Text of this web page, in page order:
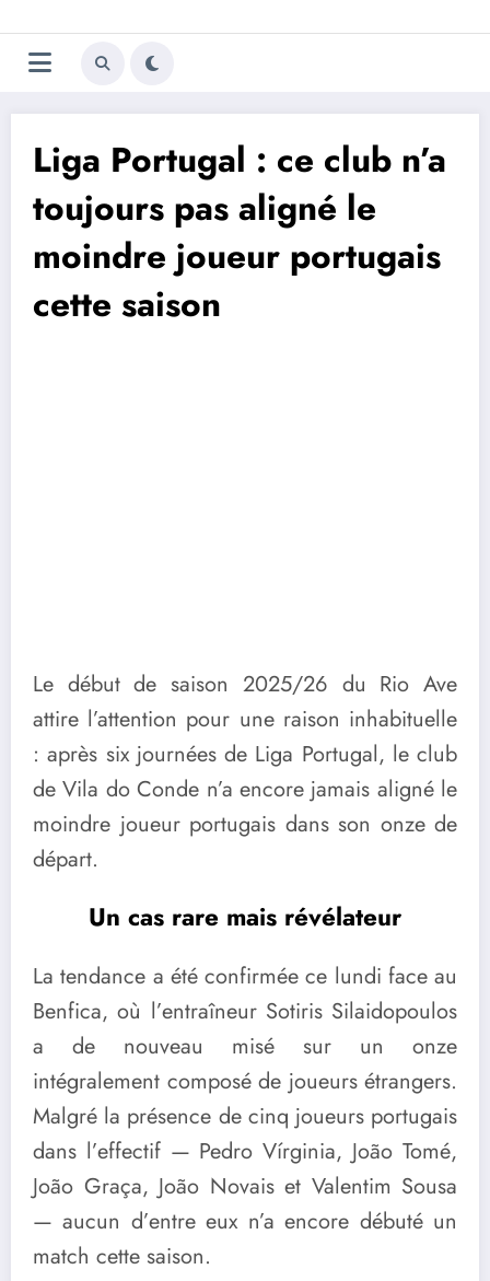
au
contenu
Trivela
L'actualité du football
Liga Portugal : ce club n’a
toujours pas aligné le
moindre joueur portugais
cette saison
Le début de saison 2025/26 du Rio Ave
attire l’attention pour une raison inhabituelle
: après six journées de Liga Portugal, le club
de Vila do Conde n’a encore jamais aligné le
moindre joueur portugais dans son onze de
départ.
Un cas rare mais révélateur
La tendance a été confirmée ce lundi face au
Benfica, où l’entraîneur Sotiris Silaidopoulos
a de nouveau misé sur un onze
intégralement composé de joueurs étrangers.
Malgré la présence de cinq joueurs portugais
dans l’effectif — Pedro Vírginia, João Tomé,
João Graça, João Novais et Valentim Sousa
— aucun d’entre eux n’a encore débuté un
match cette saison.